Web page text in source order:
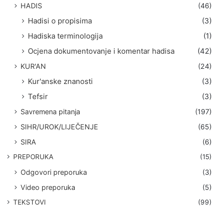
HADIS (46)
Hadisi o propisima
(3)
Hadiska terminologija
(1)
Ocjena dokumentovanje i komentar hadisa
(42)
KUR'AN (24)
Kur'anske znanosti
(3)
Tefsir
(3)
Savremena pitanja
(197)
SIHR/UROK/LIJEČENJE
(65)
SIRA
(6)
PREPORUKA (15)
Odgovori preporuka
(3)
Video preporuka
(5)
TEKSTOVI
(99)